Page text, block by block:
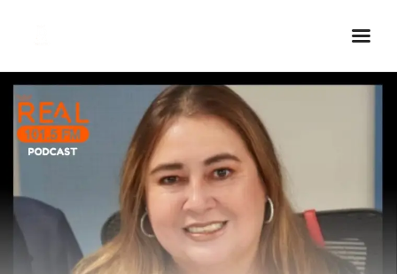
Inicio Real FM
Streaming
En Vivo
Descarga La APP
Programas
Noticias